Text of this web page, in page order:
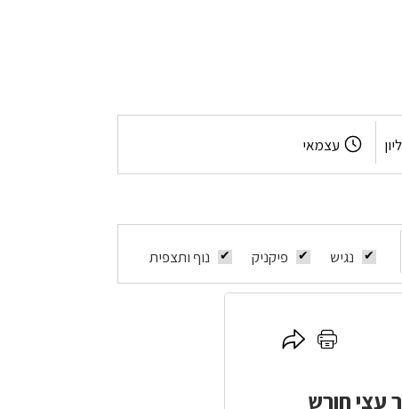
משך עצמאי
נגיש פיקניק נוף ותצפית
לחץ
לחץ
עטור עצי חורש